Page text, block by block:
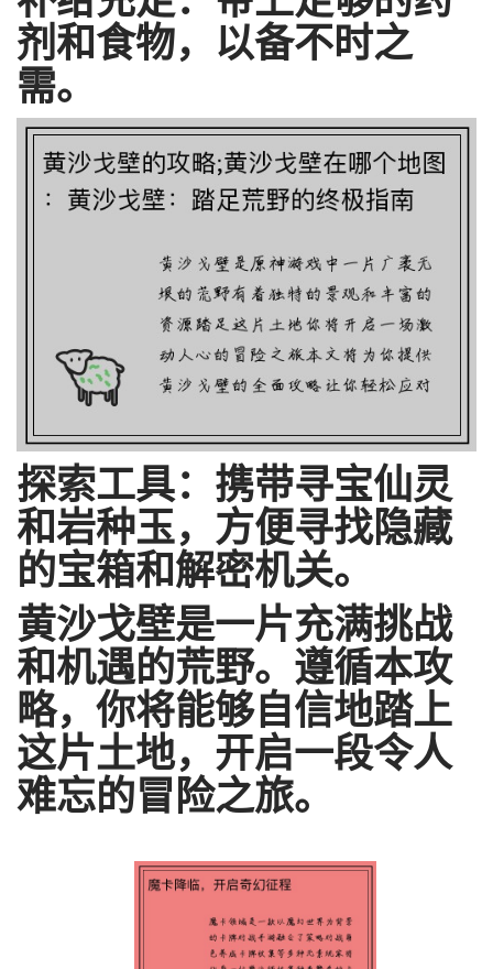
剂和食物，以备不时之
需。
探索工具：携带寻宝仙灵
和岩种玉，方便寻找隐藏
的宝箱和解密机关。
黄沙戈壁是一片充满挑战
和机遇的荒野。遵循本攻
略，你将能够自信地踏上
这片土地，开启一段令人
难忘的冒险之旅。